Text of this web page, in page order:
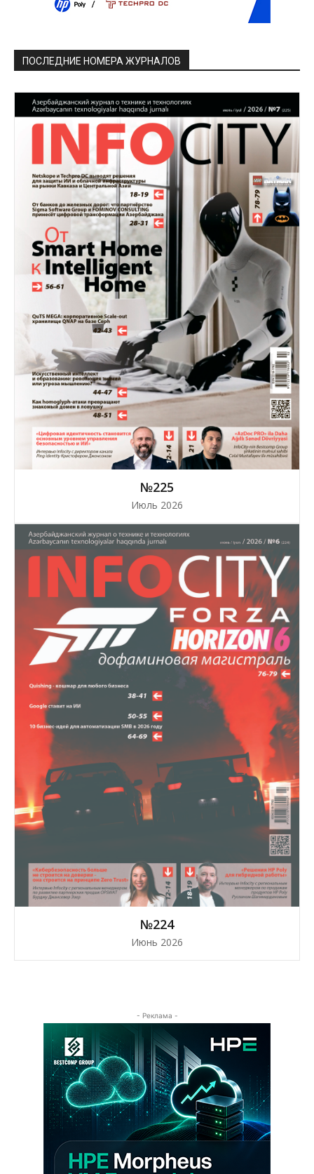
ПОСЛЕДНИЕ НОМЕРА ЖУРНАЛОВ
№225
Июль 2026
№224
Июнь 2026
- Реклама -